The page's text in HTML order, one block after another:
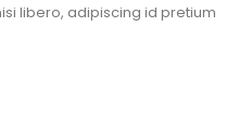
libero, adipiscing id pretium